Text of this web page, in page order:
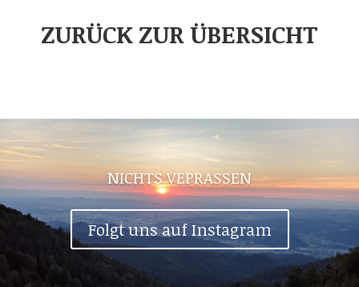
ZURÜCK ZUR ÜBERSICHT
NICHTS VEPRASSEN
Folgt uns auf Instagram